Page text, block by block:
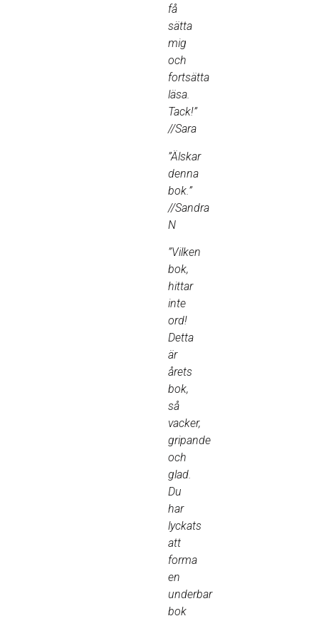
få
sätta
mig
och
fortsätta
läsa.
Tack!”
//Sara
”Älskar
denna
bok.”
//Sandra
N
”Vilken
bok,
hittar
inte
ord!
Detta
är
årets
bok,
så
vacker,
gripande
och
glad.
Du
har
lyckats
att
forma
en
underbar
bok